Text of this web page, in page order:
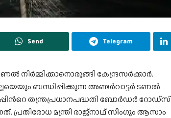
Send Telegram
നിര്‍മ്മിക്കാനൊരുങ്ങി കേന്ദ്രസര്‍ക്കാര്‍.
ബന്ധിപ്പിക്കുന്ന അണ്ടര്‍വാട്ടര്‍ ടണല്‍
തന്ത്രപ്രധാനപദ്ധതി ബോര്‍ഡര്‍ റോഡ്സ്
മന്ത്രി രാജ്നാഥ് സിംഗും ആസാം